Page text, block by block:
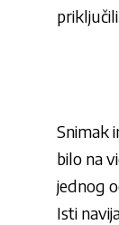
Snimak
bilo na
jednog
Isti